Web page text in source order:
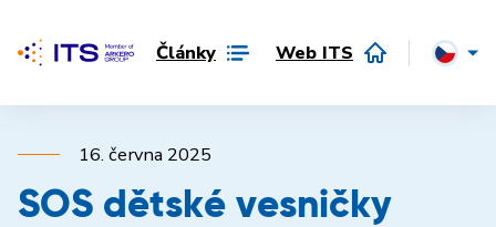
Články Web ITS
16. června 2025
SOS dětské vesničky